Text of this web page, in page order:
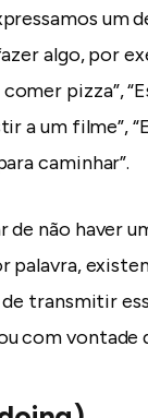
um
algo, por
pizza”,
a um filme”,
caminhar”.
de não haver
palavra,
transmitir
com vontade